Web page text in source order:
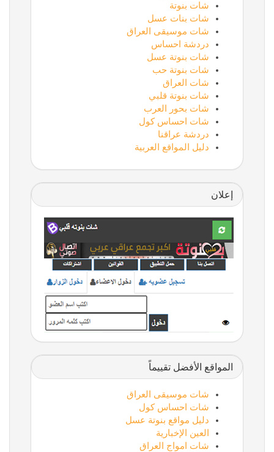
شات بنوتة
شات بنات عسل
شات موسيقى العراق
دردشة احساس
شات بنوتة عسل
شات بنوتة حب
شات العراق
شات بنوتة قلبي
شات بحور العرب
شات احساس كول
دردشة عراقنا
دليل المواقع العربية
إعلان
المواقع الأفضل تقييماً
شات موسيقى العراق
شات احساس كول
دليل مواقع بنوتة عسل
العين الإخبارية
شات امواج العراق